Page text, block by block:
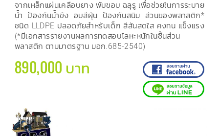
จากเหล็กแผ่นเคลือบยาง พับขอบ ฉลุรู เพื่อช่วยในการระบาย
น้ำ ป้องกันน้ำขัง อบสีฝุ่น ป้องกันสนิม ส่วนของพลาสติก*
ชนิด LLDPE ปลอดภัยสำหรับเด็ก สีสันสดใส คงทน แข็งแรง
(*มีเอกสารรายงานผลการทดสอบโลหะหนักในชิ้นส่วน
พลาสติก ตามมาตรฐาน มอก.685-2540)
890,000 บาท